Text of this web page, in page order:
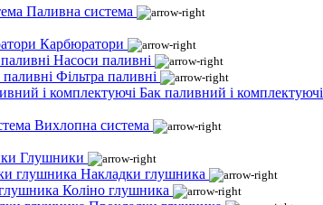
Паливна система
Карбюратори
Насоси паливні
Фільтра паливні
Бак паливний і комплектуючі
Вихлопна система
Глушники
Накладки глушника
Коліно глушника